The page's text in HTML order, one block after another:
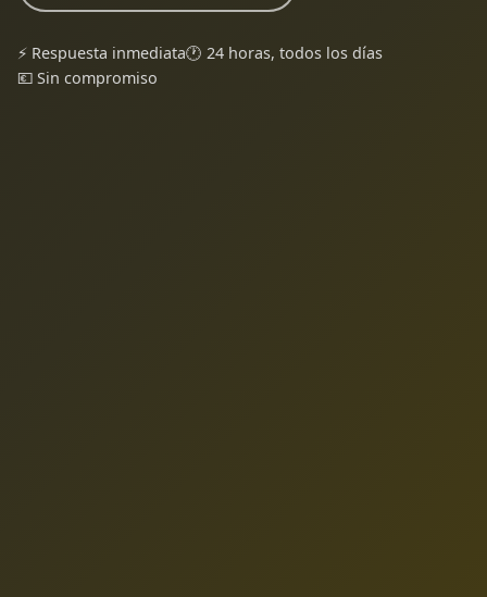
⚡ Respuesta inmediata🕐 24 horas, todos los días
💶 Sin compromiso